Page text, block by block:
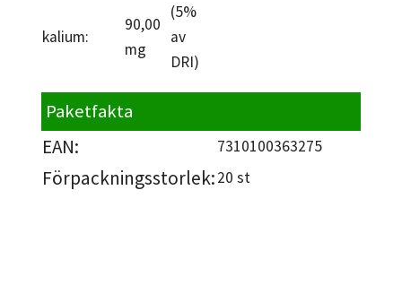
kalium:
90,00
mg
(5%
av
DRI)
Paketfakta
EAN: 7310100363275
Förpackningsstorlek:20 st